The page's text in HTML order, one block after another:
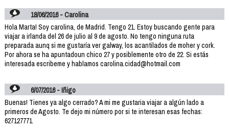
18/06/2016 - Carolina
Hola Marta! Soy carolina, de Madrid. Tengo 21. Estoy buscando gente para
viajar a irlanda del 26 de julio al 9 de agosto. No tengo ninguna ruta
preparada aunq si me gustaría ver galway, los acantilados de moher y cork.
Por ahora se ha apuntadoun chico 27 y posiblemente otro de 22. Si estás
interesada escribeme y hablamos carolina.cidad@hotmail.com
6/07/2016 - Iñigo
Buenas! Tienes ya algo cerrado? A mi me gustaria viajar a algún lado a
primeros de Agosto. Te dejo mi número por si te interesan esas fechas:
627127771